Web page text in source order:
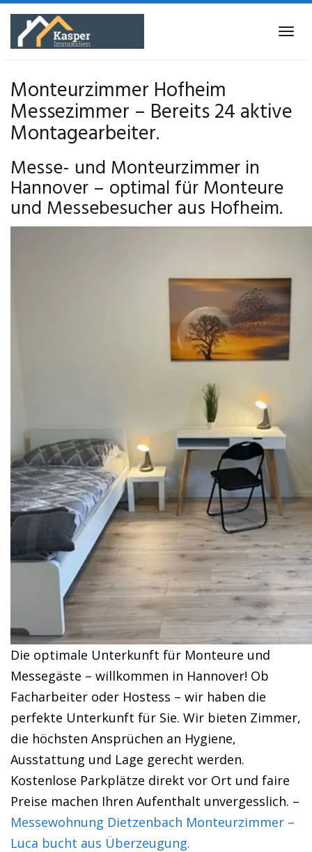
Skip
main
Monteurzimmer Hofheim
Messezimmer – Bereits 24 aktive
Montagearbeiter.
Messe- und Monteurzimmer in
Hannover – optimal für Monteure
und Messebesucher aus Hofheim.
Die optimale Unterkunft für Monteure und
Messegäste – willkommen in Hannover! Ob
Facharbeiter oder Hostess – wir haben die
perfekte Unterkunft für Sie. Wir bieten Zimmer,
die höchsten Ansprüchen an Hygiene,
Ausstattung und Lage gerecht werden.
Kostenlose Parkplätze direkt vor Ort und faire
Preise machen Ihren Aufenthalt unvergesslich. –
Messewohnung Dietzenbach Monteurzimmer –
Luca bucht aus Überzeugung.